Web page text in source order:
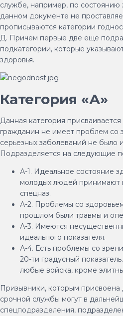
службе, например, по состоянию
данном документе не
прописываются категории
Д. Причем первые две еще
подкатегории, которые
здоровья.
Категория «А»
Данная категория присваивается
гражданин не имеет проблем со
серьезных заболеваний не было
Подразделяется на следующие
А-1. Идеальное состояние
молодых людей принимают
спецназ.
А-2. Проблемы со
прошлом были травмы и
А-3. Имеются
идеального показателя.
А-4. Есть проблемы со
20-ти градусный
любые войска, кроме
Призывники, которым присвоена
срочной службы могут в
спецподразделения,